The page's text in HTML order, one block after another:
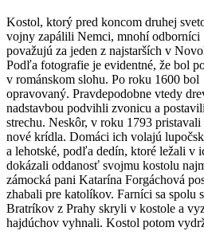
Kostol, ktorý pred koncom druhej
vojny zapálili Nemci, mnohí odborníci
považujú za jeden z najstarších v
Podľa fotografie je evidentné, že bol
v románskom slohu. Po roku 1600 bol
opravovaný. Pravdepodobne vtedy
nadstavbou podvihli zvonicu a
strechu. Neskôr, v roku 1793 pristavali
nové krídla. Domáci ich volajú
a lehotské, podľa dedín, ktoré ležali v
dokázali oddanosť svojmu kostolu
zámocká pani Katarína Forgáchová
zhabali pre katolíkov. Farníci sa spolu
Bratríkov z Prahy skryli v kostole a
hajdúchov vyhnali. Kostol potom